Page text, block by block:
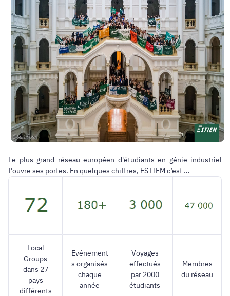
Le plus grand réseau européen d'étudiants en génie industriel
t'ouvre ses portes. En quelques chiffres, ESTIEM c’est …
Local
Groups
dans 27
pays
différents
Evénement
s organisés
chaque
année
Voyages
effectués
par 2000
étudiants
Membres
du réseau